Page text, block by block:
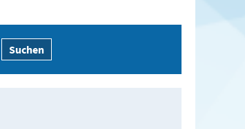
Suchen